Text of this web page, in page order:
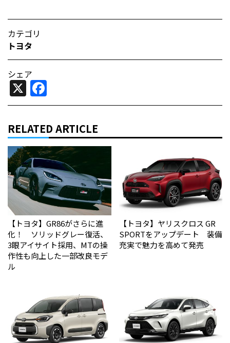
カテゴリ
トヨタ
シェア
X
RELATED ARTICLE
【トヨタ】GR86がさらに進
化！ ソリッドグレー復活、
3眼アイサイト採用、MTの操
作性も向上した一部改良モデ
ル
【トヨタ】ヤリスクロス GR
SPORTをアップデート 装備
充実で魅力を高めて発売